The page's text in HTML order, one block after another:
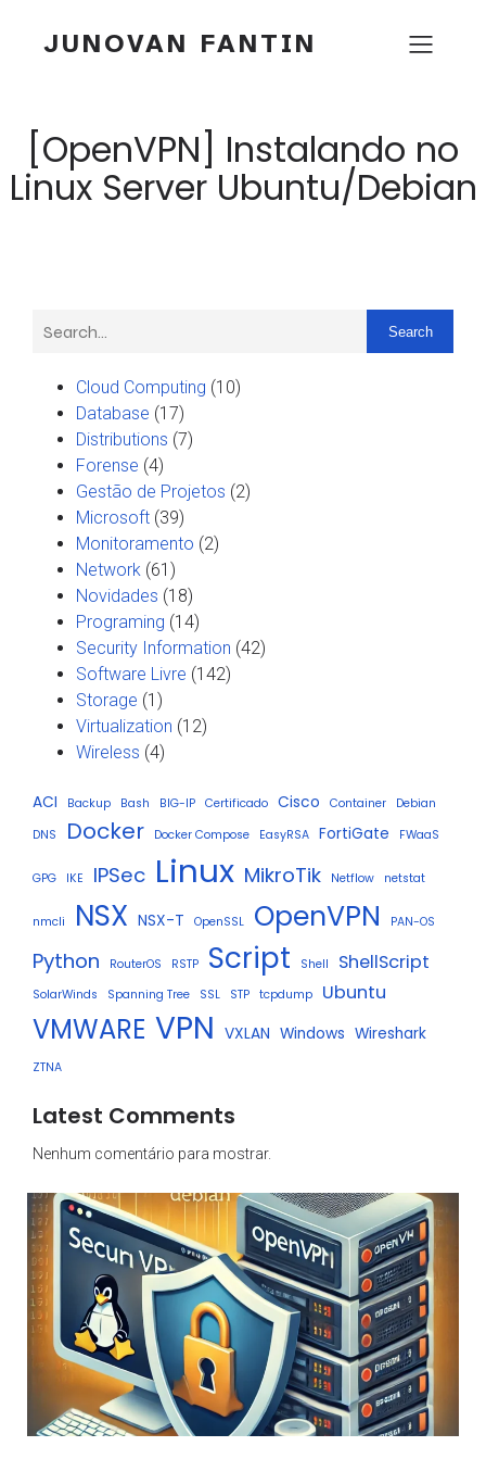
JUNOVAN FANTIN
[OpenVPN] Instalando no
Linux Server Ubuntu/Debian
Search
Cloud Computing (10)
Database (17)
Distributions (7)
Forense (4)
Gestão de Projetos (2)
Microsoft (39)
Monitoramento (2)
Network (61)
Novidades (18)
Programing (14)
Security Information (42)
Software Livre (142)
Storage (1)
Virtualization (12)
Wireless (4)
ACI Backup Bash BIG-IP Certificado Cisco Container
Debian
DNS
Docker Docker Compose EasyRSA FortiGate FWaaS
GPG IKE IPSec Linux MikroTik Netflow netstat
nmcli NSX NSX-T OpenSSL OpenVPN PAN-OS
Python RouterOS RSTP Script Shell ShellScript
SolarWinds Spanning Tree SSL STP tcpdump Ubuntu
VMWARE VPN VXLAN Windows Wireshark
ZTNA
Latest Comments
Nenhum comentário para mostrar.